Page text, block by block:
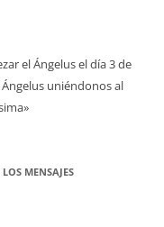
el Ángelus el día 3 de
uniéndonos al
MENSAJES